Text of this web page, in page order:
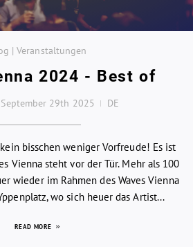
| Veranstaltungen
2024 - Best of
September 29th 2025 DE
bisschen weniger Vorfreude! Es ist
Vienna steht vor der Tür. Mehr als 100
wieder im Rahmen des Waves Vienna
wo sich heuer das Artist...
READ MORE